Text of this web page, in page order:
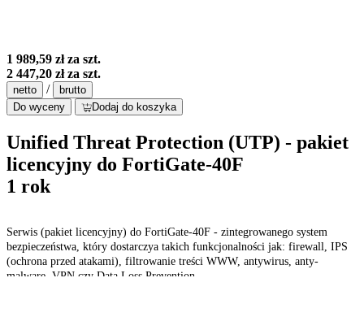
1 989,59 złza szt.
2 447,20 złza szt.
netto /
brutto
Do wyceny
Dodaj do koszyka
Unified Threat Protection (UTP) - pakiet
licencyjny do FortiGate-40F
1 rok
Serwis (pakiet licencyjny) do FortiGate-40F - zintegrowanego system
bezpieczeństwa, który dostarczya takich funkcjonalności jak: firewall, IPS
(ochrona przed atakami), filtrowanie treści WWW, antywirus, anty-
malware, VPN czy Data Loss Prevention.